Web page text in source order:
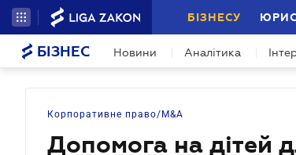
БІЗНЕСУ
БІЗНЕС Новини Аналітика
Корпоративне право/M&A
Допомога на дітей